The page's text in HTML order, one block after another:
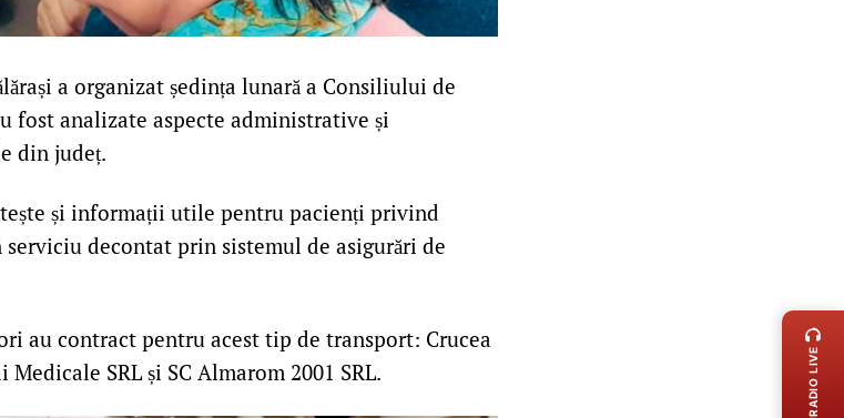
a organizat ședința lunară a Consiliului de
fost analizate aspecte administrative și
din județ.
și informații utile pentru pacienți privind
decontat prin sistemul de asigurări de
au contract pentru acest tip de transport: Crucea
SRL și SC Almarom 2001 SRL.
RADIO LIVE